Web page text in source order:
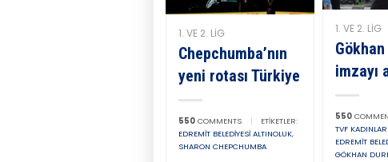
1. VE 2. LIG
Chepchumba’nın
yeni rotası Türkiye
550 COMMENTS |
ETIKETLER:
EDREMIT BELEDIYESI ALTINOLUK,
SHARON CHEPCHUMBA
1. VE 2. LIG
imzayı
550
TVF KADINLAR
EDREMIT
GÖKHAN